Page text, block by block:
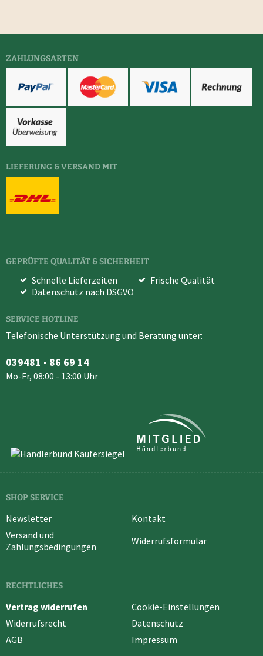
ZAHLUNGSARTEN
LIEFERUNG & VERSAND MIT
GEPRÜFTE QUALITÄT & SICHERHEIT
Schnelle Lieferzeiten
Frische Qualität
Datenschutz nach DSGVO
SERVICE HOTLINE
Telefonische Unterstützung und Beratung unter:
039481 - 86 69 14
Mo-Fr, 08:00 - 13:00 Uhr
SHOP SERVICE
Newsletter
Kontakt
Versand und
Zahlungsbedingungen
Widerrufsformular
RECHTLICHES
Vertrag widerrufen
Cookie-Einstellungen
Widerrufsrecht
Datenschutz
AGB
Impressum